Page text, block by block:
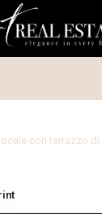
con terrazzo